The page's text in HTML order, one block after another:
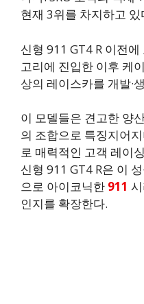
현재 3위를 차지하고
신형 911 GT4 R 이전
고리에 진입한 이후 케
상의 레이스카를 개발·
이 모델들은 견고한 양
의 조합으로 특징지어
로 매력적인 고객 레이
신형 911 GT4 R은 이
으로 아이코닉한 911
인지를 확장한다.